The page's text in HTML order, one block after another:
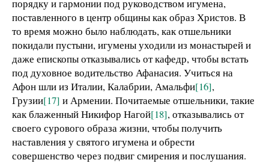
порядку и гармонии под руководством игумена,
поставленного в центр общины как образ Христов. В
то время можно было наблюдать, как отшельники
покидали пустыни, игумены уходили из монастырей и
даже епископы отказывались от кафедр, чтобы встать
под духовное водительство Афанасия. Учиться на
Афон шли из Италии, Калабрии, Амальфи[16],
Грузии[17] и Армении. Почитаемые отшельники, такие
как блаженный Никифор Нагой[18], отказывались от
своего сурового образа жизни, чтобы получить
наставления у святого игумена и обрести
совершенство через подвиг смирения и послушания.